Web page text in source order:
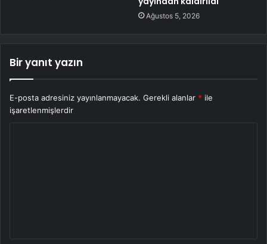
Ağustos 5, 2026
Bir yanıt yazın
E-posta adresiniz yayınlanmayacak. Gerekli alanlar * ile
işaretlenmişlerdir